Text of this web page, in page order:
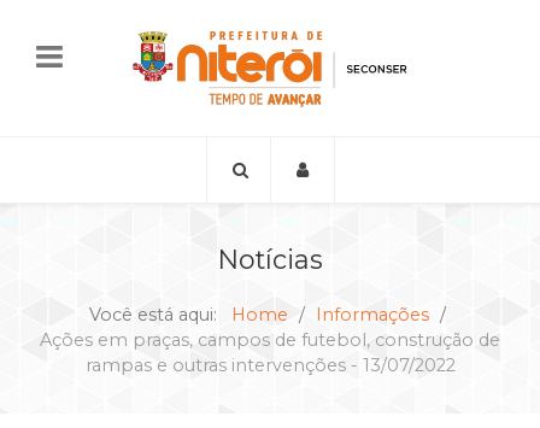
Notícias
Você está aqui: Home
Informações
Ações em praças, campos de futebol, construção de
rampas e outras intervenções - 13/07/2022